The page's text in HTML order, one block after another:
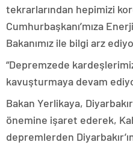
tekrarlarından hepimizi
Cumhurbaşkanı’mıza
Bakanımız ile bilgi arz
“Depremzede
kavuşturmaya devam
Bakan Yerlikaya,
önemine işaret ederek,
depremlerden